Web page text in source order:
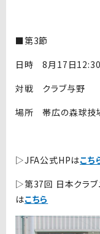
■第3節
日時 8月17日12:30
対戦 クラブ与野
場所 帯広の森球技
▷JFA公式HPはこち
▷第37回 日本クラ
はこちら